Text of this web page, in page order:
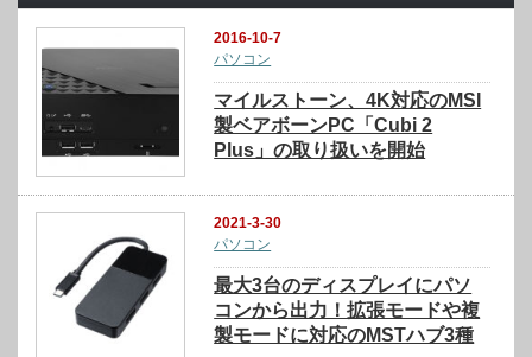
2016-10-7
パソコン
マイルストーン、4K対応のMSI
製ベアボーンPC「Cubi 2
Plus」の取り扱いを開始
2021-3-30
パソコン
最大3台のディスプレイにパソ
コンから出力！拡張モードや複
製モードに対応のMSTハブ3種